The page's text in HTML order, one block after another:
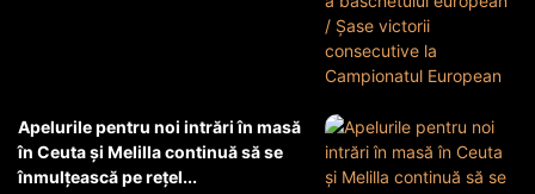
Apelurile pentru noi intrări în masă
în Ceuta şi Melilla continuă să se
înmulţească pe reţel...